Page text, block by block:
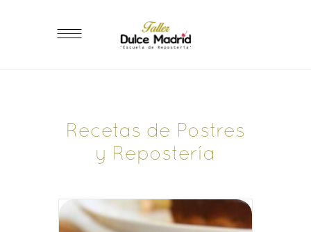
Recetas de Postres
y Repostería